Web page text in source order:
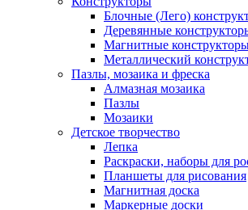
Блочные (Лего)
Деревянные
Магнитные
Металлический
Пазлы, мозаика и фреска
Алмазная мозаика
Пазлы
Мозаики
Детское творчество
Лепка
Раскраски, наборы для
Планшеты для рисования
Магнитная доска
Маркерные доски